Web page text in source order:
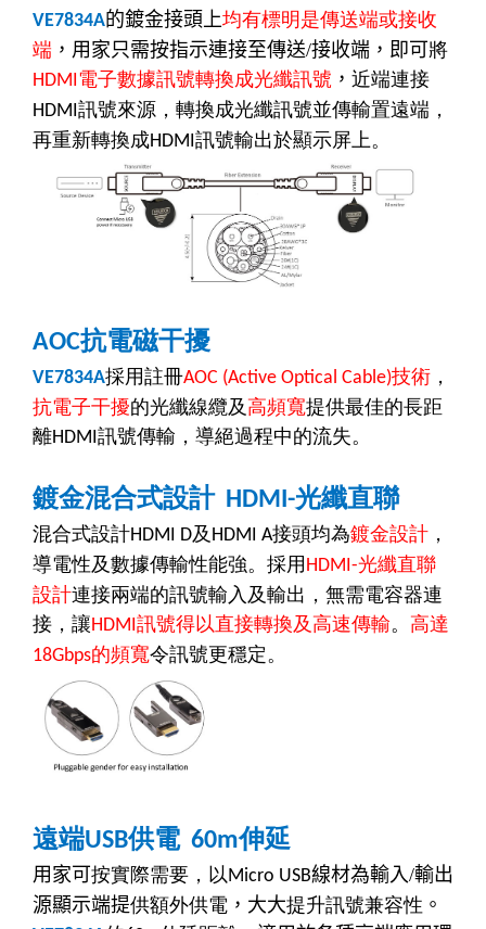
VE7834A的鍍金接頭上均有標明是傳送端或接收
端 ，用家只需按指示連接至傳送/接收端，即可將
HDMI電子數據訊號轉換成光纖訊號 ， 近端連接
HDMI訊號來源，轉換成光纖訊號並傳輸置遠端，
再重新轉換成HDMI訊號輸出於顯示屏上。
AOC抗電磁干擾
VE7834A採用註冊AOC (Active Optical Cable)技術 ，
抗電子干擾的光纖線纜及高頻寬提供最佳的長距
離HDMI訊號傳輸，導絕過程中的流失。
鍍金混合式設計HDMI-光纖直聯
混合式設計HDMI D及 HDMI A接頭均為鍍金設計 ，
導電性及數據傳輸性能強。 採用 HDMI-光纖直聯
設計連接兩端的訊號輸入及輸出，無需電容器連
接，讓HDMI訊號得以直接轉換及高速傳輸。 高達
18Gbps的頻寬令訊號更穩定。
遠端USB供電60m伸延
用家可 按實際需要，以Micro USB線材為輸入/輸出
源顯示端提供額外供電 ，大大提升訊號兼容性 。